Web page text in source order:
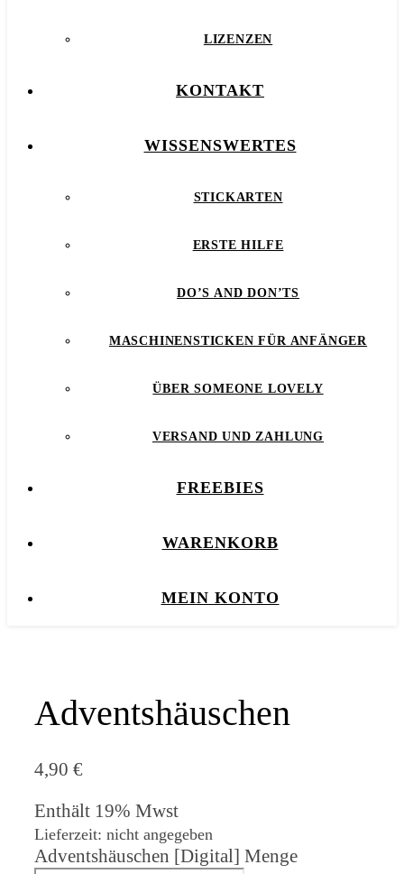
LIZENZEN
KONTAKT
WISSENSWERTES
STICKARTEN
ERSTE HILFE
DO’S AND DON’TS
MASCHINENSTICKEN FÜR ANFÄNGER
ÜBER SOMEONE LOVELY
VERSAND UND ZAHLUNG
FREEBIES
WARENKORB
MEIN KONTO
Adventshäuschen
4,90 €
Enthält 19% Mwst
Lieferzeit: nicht angegeben
Adventshäuschen [Digital] Menge